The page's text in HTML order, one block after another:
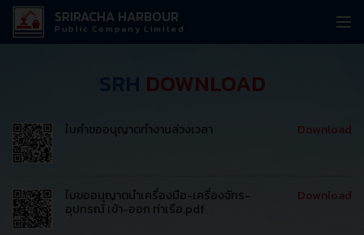
SRIRACHA HARBOUR
Public Company Limited
DOWNLOAD
ใบคำขออนุญาตทำงานล่วงเวลา Download
ใบขออนุญาตนำเครื่องมือ-เครื่องจักร-
อุปกรณ์ เข้า-ออก ท่าเรือ.pdf
Download